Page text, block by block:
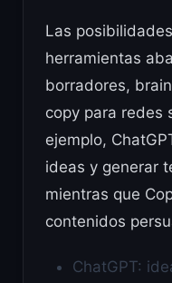
Las
herramientas
borradores,
copy para redes
ejemplo,
ideas y generar
mientras que
contenidos
ChatGPT: